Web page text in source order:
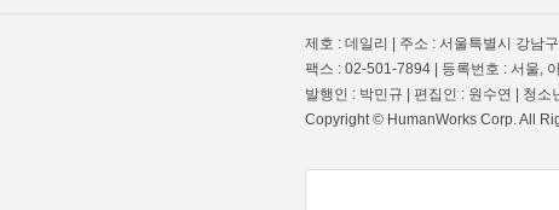
제호 : 데일리 | 주소 : 서울특별시 강남
팩스 : 02-501-7894 | 등록번호 : 서울,
발행인 : 박민규 | 편집인 : 원수연 | 청
Copyright © HumanWorks Corp. All